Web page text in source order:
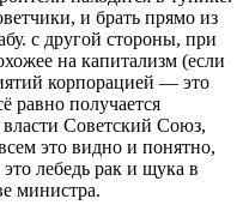
и брать прямо из
с другой стороны, при
на капитализм (если
корпорацией — это
равно получается
Советский Союз,
это видно и понятно,
лебедь рак и щука в
министра.